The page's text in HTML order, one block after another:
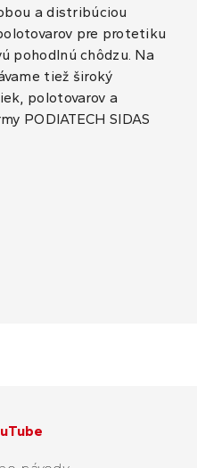
a distribúciou
pre protetiku
pohodlnú chôdzu. Na
tiež široký
polotovarov a
PODIATECH SIDAS